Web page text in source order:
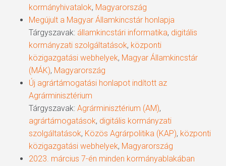
kormányhivatalok, Magyarország
Megújult a Magyar Államkincstár honlapja
Tárgyszavak: államkincstári informatika, digitális
kormányzati szolgáltatások, központi
közigazgatási webhelyek, Magyar Államkincstár
(MÁK), Magyarország
Új agrártámogatási honlapot indított az
Agrárminisztérium
Tárgyszavak: Agrárminisztérium (AM),
agrártámogatások, digitális kormányzati
szolgáltatások, Közös Agrárpolitika (KAP), központi
közigazgatási webhelyek, Magyarország
2023. március 7-én minden kormányablakában